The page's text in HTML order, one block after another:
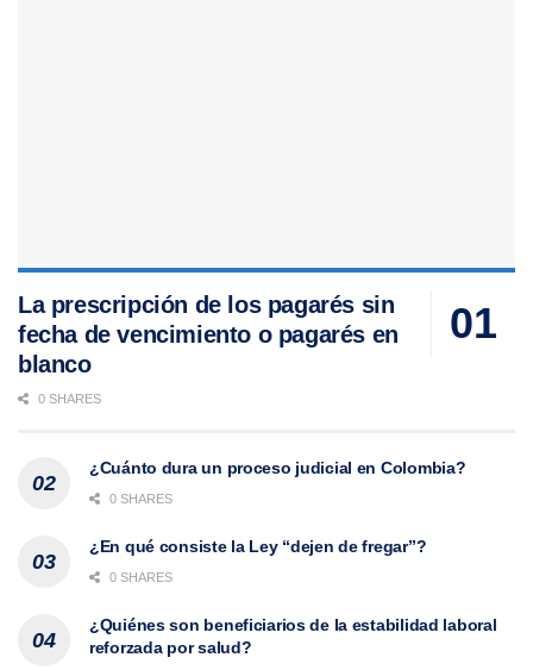
La prescripción de los pagarés sin
fecha de vencimiento o pagarés en
blanco
0 SHARES
¿Cuánto dura un proceso judicial en Colombia?
0 SHARES
¿En qué consiste la Ley “dejen de fregar”?
0 SHARES
¿Quiénes son beneficiarios de la estabilidad laboral
reforzada por salud?